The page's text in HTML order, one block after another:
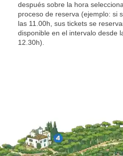
después sobre la hora
proceso de reserva (ejemplo: si
las 11.00h, sus tickets se
disponible en el intervalo desde
12.30h).